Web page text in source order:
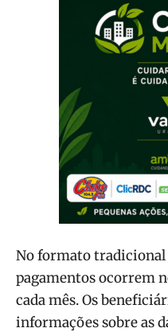
No formato tradicional
pagamentos ocorrem
cada mês. Os
informações sobre as